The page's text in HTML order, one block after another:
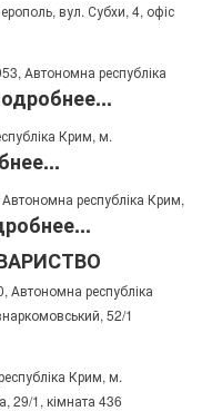
вул. Субхи, 4, офіс
Автономна республіка
Крим, м.
республіка Крим,
Автономна республіка
52/1
Крим, м.
29/1, кімната 436